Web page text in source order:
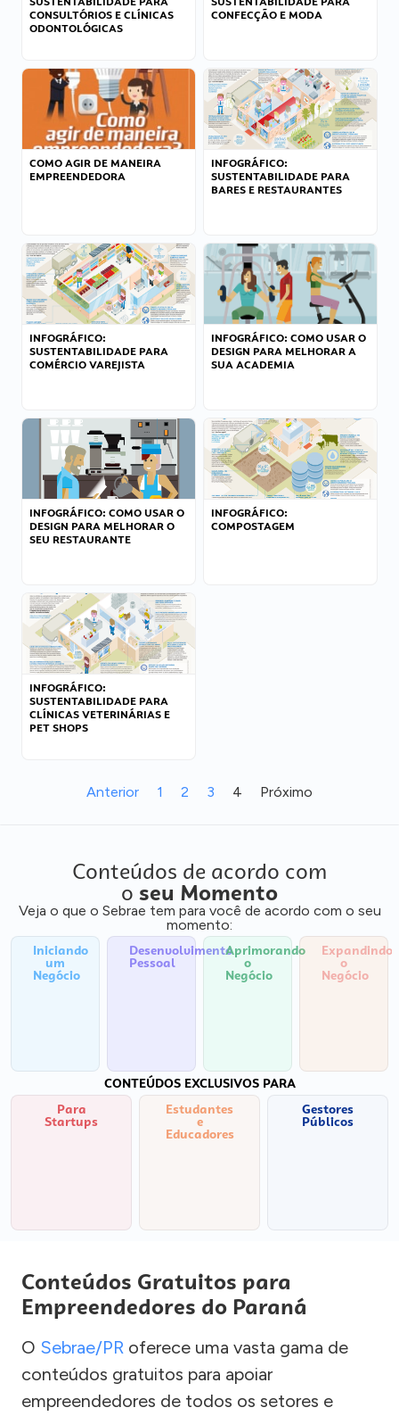
CONSULTÓRIOS E CLÍNICAS
ODONTOLÓGICAS
CONFECÇÃO E MODA
COMO AGIR DE MANEIRA
EMPREENDEDORA
INFOGRÁFICO:
SUSTENTABILIDADE PARA
BARES E RESTAURANTES
INFOGRÁFICO:
SUSTENTABILIDADE PARA
COMÉRCIO VAREJISTA
INFOGRÁFICO: COMO USAR O
DESIGN PARA MELHORAR A
SUA ACADEMIA
INFOGRÁFICO: COMO USAR O
DESIGN PARA MELHORAR O
SEU RESTAURANTE
INFOGRÁFICO:
COMPOSTAGEM
INFOGRÁFICO:
SUSTENTABILIDADE PARA
CLÍNICAS VETERINÁRIAS E
PET SHOPS
Anterior 1 2 3 4 Próximo
Conteúdos de acordo com
o seu Momento
Veja o que o Sebrae tem para você de acordo com o seu
momento:
Iniciando
um
Negócio
Desenvolvimento
Pessoal
Aprimorando
o
Negócio
Expandindo
o
Negócio
CONTEÚDOS EXCLUSIVOS PARA
Para
Startups
Estudantes
e
Educadores
Gestores
Públicos
Conteúdos Gratuitos para
Empreendedores do Paraná
O Sebrae/PR oferece uma vasta gama de
conteúdos gratuitos para apoiar
empreendedores de todos os setores e